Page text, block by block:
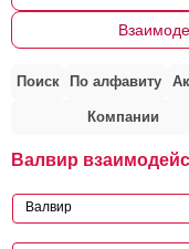
Поиск По алфавиту
Компании
Валвир